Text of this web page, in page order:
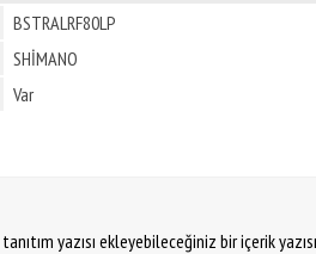
BSTRALRF80LP
SHİMANO
Var
yazısı ekleyebileceğiniz bir içerik